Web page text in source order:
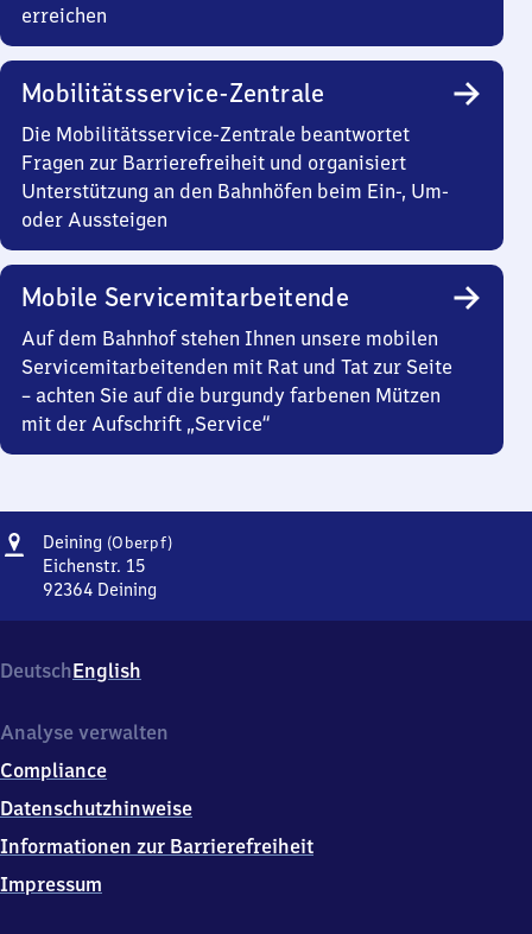
erreichen
Mobilitätsservice-Zentrale
Die Mobilitätsservice-Zentrale beantwortet
Fragen zur Barrierefreiheit und organisiert
Unterstützung an den Bahnhöfen beim Ein-, Um-
oder Aussteigen
Mobile Servicemitarbeitende
Auf dem Bahnhof stehen Ihnen unsere mobilen
Servicemitarbeitenden mit Rat und Tat zur Seite
– achten Sie auf die burgundy farbenen Mützen
mit der Aufschrift „Service“
Adresse
Deining (Oberpf)Deining
Eichenstr. 15
92364 Deining
Eichenstr.
15,
2
6
4
DeutschEnglish
Analyse verwalten
Compliance
Datenschutzhinweise
Informationen zur Barrierefreiheit
Impressum